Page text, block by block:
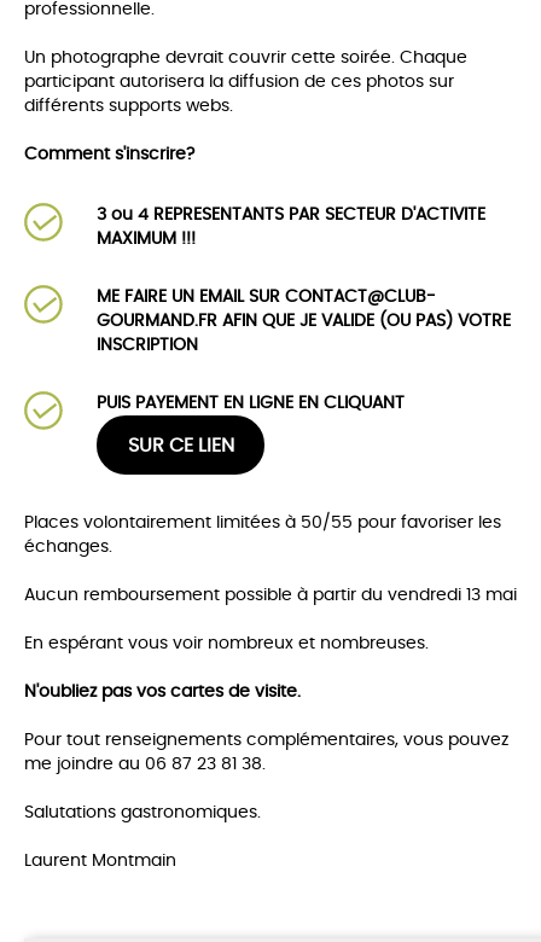
professionnelle.
Un photographe devrait couvrir cette soirée. Chaque
participant autorisera la diffusion de ces photos sur
différents supports webs.
Comment s'inscrire?
3 ou 4 REPRESENTANTS PAR SECTEUR D'ACTIVITE
MAXIMUM !!!
ME FAIRE UN EMAIL SUR CONTACT@CLUB-
GOURMAND.FR AFIN QUE JE VALIDE (OU PAS) VOTRE
INSCRIPTION
PUIS PAYEMENT EN LIGNE EN CLIQUANT
SUR CE LIEN
Places volontairement limitées à 50/55 pour favoriser les
échanges.
Aucun remboursement possible à partir du vendredi 13 mai
En espérant vous voir nombreux et nombreuses.
N'oubliez pas vos cartes de visite.
Pour tout renseignements complémentaires, vous pouvez
me joindre au 06 87 23 81 38.
Salutations gastronomiques.
Laurent Montmain